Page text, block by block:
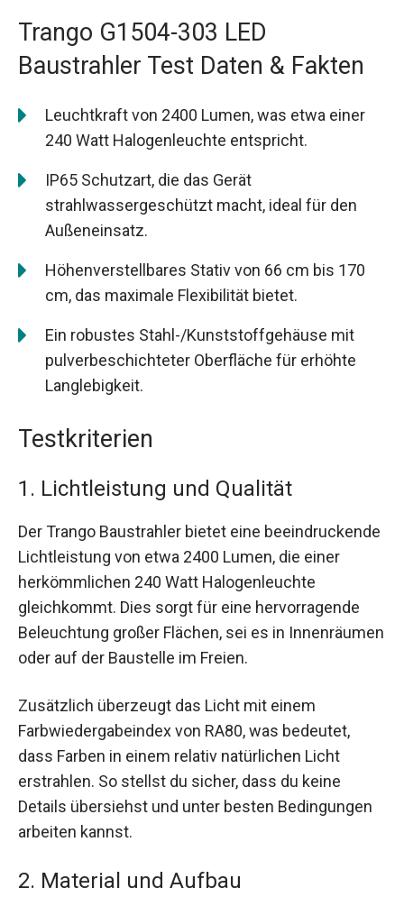
Trango G1504-303 LED
Baustrahler Test Daten & Fakten
Leuchtkraft von 2400 Lumen, was etwa einer
240 Watt Halogenleuchte entspricht.
IP65 Schutzart, die das Gerät
strahlwassergeschützt macht, ideal für den
Außeneinsatz.
Höhenverstellbares Stativ von 66 cm bis 170
cm, das maximale Flexibilität bietet.
Ein robustes Stahl-/Kunststoffgehäuse mit
pulverbeschichteter Oberfläche für erhöhte
Langlebigkeit.
Testkriterien
1. Lichtleistung und Qualität
Der Trango Baustrahler bietet eine beeindruckende
Lichtleistung von etwa 2400 Lumen, die einer
herkömmlichen 240 Watt Halogenleuchte
gleichkommt. Dies sorgt für eine hervorragende
Beleuchtung großer Flächen, sei es in Innenräumen
oder auf der Baustelle im Freien.
Zusätzlich überzeugt das Licht mit einem
Farbwiedergabeindex von RA80, was bedeutet,
dass Farben in einem relativ natürlichen Licht
erstrahlen. So stellst du sicher, dass du keine
Details übersiehst und unter besten Bedingungen
arbeiten kannst.
2. Material und Aufbau